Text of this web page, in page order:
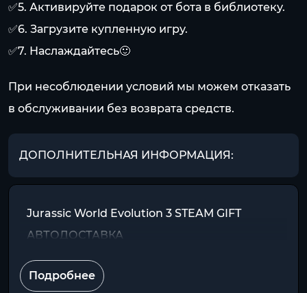
✅5. Активируйте подарок от бота в библиотеку.
✅6. Загрузите купленную игру.
✅7. Наслаждайтесь🙂
При несоблюдении условий мы можем отказать
в обслуживании без возврата средств.
ДОПОЛНИТЕЛЬНАЯ ИНФОРМАЦИЯ:
Jurassic World Evolution 3 STEAM GIFT
АВТОДОСТАВКА
Подробнее